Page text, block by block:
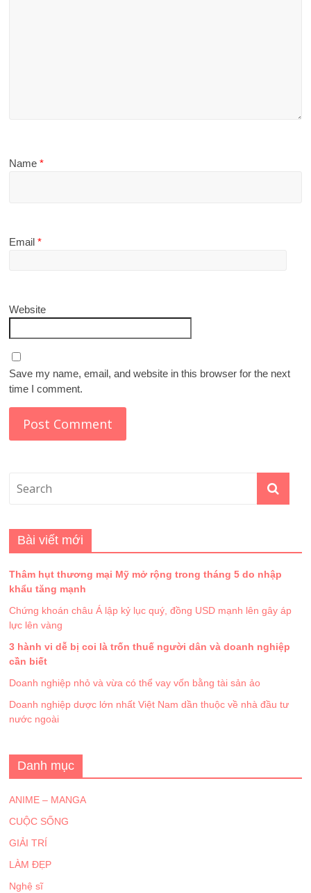
Name*
Email*
Website
Save my name, email, and website in this browser for the next
time I comment.
Bài viết mới
Thâm hụt thương mại Mỹ mở rộng trong tháng 5 do nhập
khẩu tăng mạnh
Chứng khoán châu Á lập kỷ lục quý, đồng USD mạnh lên gây áp
lực lên vàng
3 hành vi dễ bị coi là trốn thuế người dân và doanh nghiệp
cần biết
Doanh nghiệp nhỏ và vừa có thể vay vốn bằng tài sản ảo
Doanh nghiệp dược lớn nhất Việt Nam dần thuộc về nhà đầu tư
nước ngoài
Danh mục
ANIME – MANGA
CUỘC SỐNG
GIẢI TRÍ
LÀM ĐẸP
Nghệ sĩ